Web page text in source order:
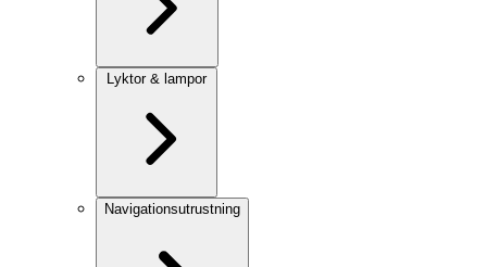
Lyktor & lampor
Navigationsutrustning